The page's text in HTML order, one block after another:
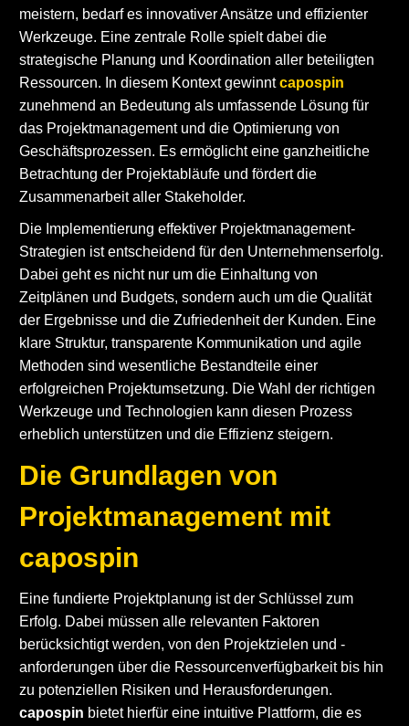
meistern, bedarf es innovativer Ansätze und effizienter
Werkzeuge. Eine zentrale Rolle spielt dabei die
strategische Planung und Koordination aller beteiligten
Ressourcen. In diesem Kontext gewinntcapospin
zunehmend an Bedeutung als umfassende Lösung für
das Projektmanagement und die Optimierung von
Geschäftsprozessen. Es ermöglicht eine ganzheitliche
Betrachtung der Projektabläufe und fördert die
Zusammenarbeit aller Stakeholder.
Die Implementierung effektiver Projektmanagement-
Strategien ist entscheidend für den Unternehmenserfolg.
Dabei geht es nicht nur um die Einhaltung von
Zeitplänen und Budgets, sondern auch um die Qualität
der Ergebnisse und die Zufriedenheit der Kunden. Eine
klare Struktur, transparente Kommunikation und agile
Methoden sind wesentliche Bestandteile einer
erfolgreichen Projektumsetzung. Die Wahl der richtigen
Werkzeuge und Technologien kann diesen Prozess
erheblich unterstützen und die Effizienz steigern.
Die Grundlagen von
Projektmanagement mit
capospin
Eine fundierte Projektplanung ist der Schlüssel zum
Erfolg. Dabei müssen alle relevanten Faktoren
berücksichtigt werden, von den Projektzielen und -
anforderungen über die Ressourcenverfügbarkeit bis hin
zu potenziellen Risiken und Herausforderungen.
capospin bietet hierfür eine intuitive Plattform, die es